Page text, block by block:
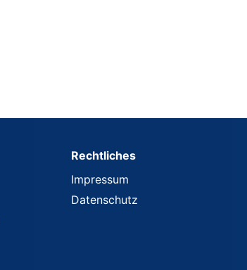
Rechtliches
Impressum
Datenschutz